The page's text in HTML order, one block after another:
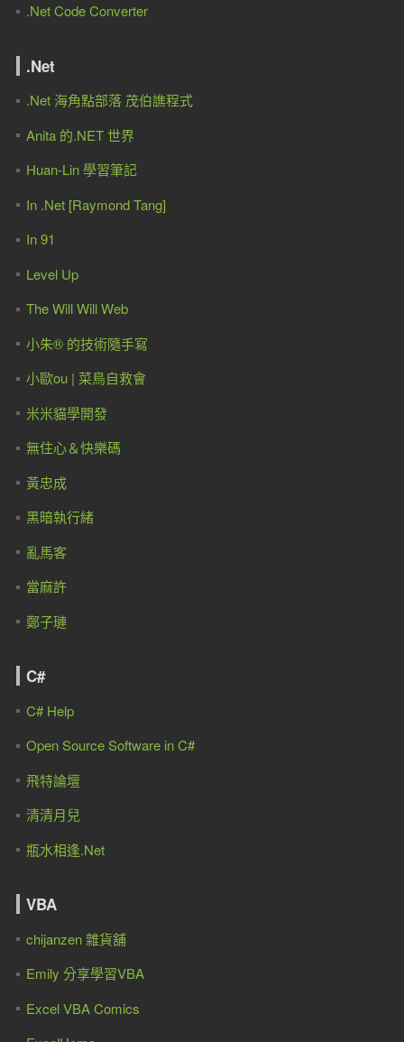
.Net Code Converter
.Net
.Net 海角點部落 茂伯譙程式
Anita 的.NET 世界
Huan-Lin 學習筆記
In .Net [Raymond Tang]
In 91
Level Up
The Will Will Web
小朱® 的技術隨手寫
小歐ou | 菜鳥自救會
米米貓學開發
無住心＆快樂碼
黃忠成
黑暗執行緒
亂馬客
當麻許
鄭子璉
C#
C# Help
Open Source Software in C#
飛特論壇
清清月兒
瓶水相逢.Net
VBA
chijanzen 雜貨舖
Emily 分享學習VBA
Excel VBA Comics